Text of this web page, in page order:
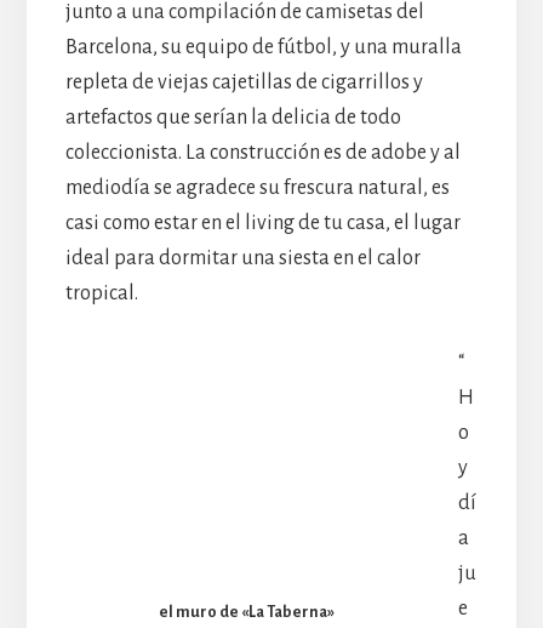
junto a una compilación de camisetas del
Barcelona, su equipo de fútbol, y una muralla
repleta de viejas cajetillas de cigarrillos y
artefactos que serían la delicia de todo
coleccionista. La construcción es de adobe y al
mediodía se agradece su frescura natural, es
casi como estar en el living de tu casa, el lugar
ideal para dormitar una siesta en el calor
tropical.
el muro de «La Taberna»
“
H
o
y
dí
a
ju
e